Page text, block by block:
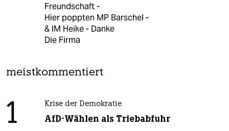
Freundschaft -
Hier poppten MP Barschel -
& IM Heike - Danke
Die Firma
meistkommentiert
1 Krise der Demokratie
AfD-Wählen als Triebabfuhr